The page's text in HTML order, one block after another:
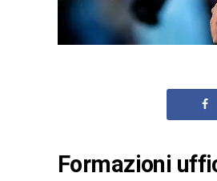
Formazioni